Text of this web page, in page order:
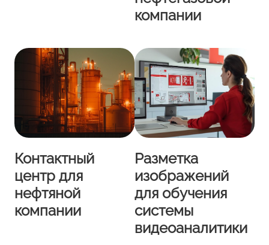
компании
Контактный
центр для
нефтяной
компании
Разметка
изображений
для обучения
системы
видеоаналитики